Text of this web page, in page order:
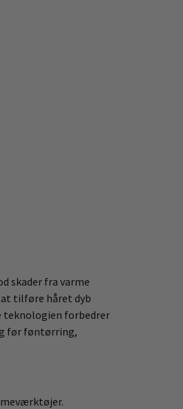
skader fra varme
tilføre håret dyb
teknologien forbedrer
før føntørring,